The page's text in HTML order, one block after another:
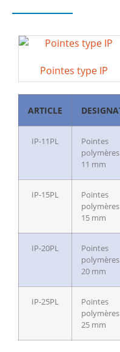
Pointes type IP
ARTICLE
IP-11PL
Pointes
11 mm
IP-15PL
Pointes
15 mm
IP-20PL
Pointes
20 mm
IP-25PL
Pointes
25 mm